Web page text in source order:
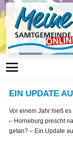
EIN UPDATE
Vor einem Jahr hieß
– Horneburg prescht
getan? – Ein Update